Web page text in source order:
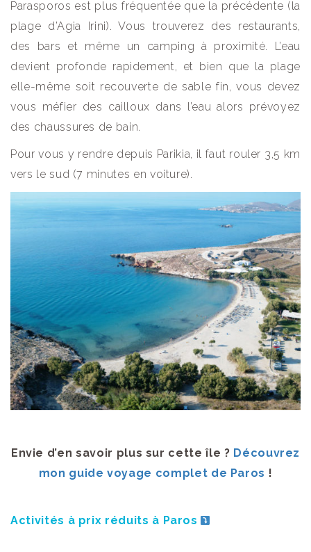
Parasporos est plus fréquentée que la précédente (la
plage d’Agia Irini). Vous trouverez des restaurants,
des bars et même un camping à proximité. L’eau
devient profonde rapidement, et bien que la plage
elle-même soit recouverte de sable fin, vous devez
vous méfier des cailloux dans l’eau alors prévoyez
des chaussures de bain.
Pour vous y rendre depuis Parikia, il faut rouler 3,5 km
vers le sud (7 minutes en voiture).
Envie d’en savoir plus sur cette île ? Découvrez
mon guide voyage complet de Paros !
Activités à prix réduits à Paros